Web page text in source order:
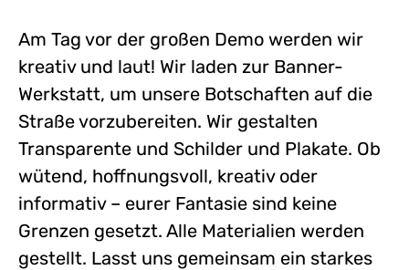
Am Tag vor der großen Demo werden wir
kreativ und laut! Wir laden zur Banner-
Werkstatt, um unsere Botschaften auf die
Straße vorzubereiten. Wir gestalten
Transparente und Schilder und Plakate. Ob
wütend, hoffnungsvoll, kreativ oder
informativ – eurer Fantasie sind keine
Grenzen gesetzt. Alle Materialien werden
gestellt. Lasst uns gemeinsam ein starkes